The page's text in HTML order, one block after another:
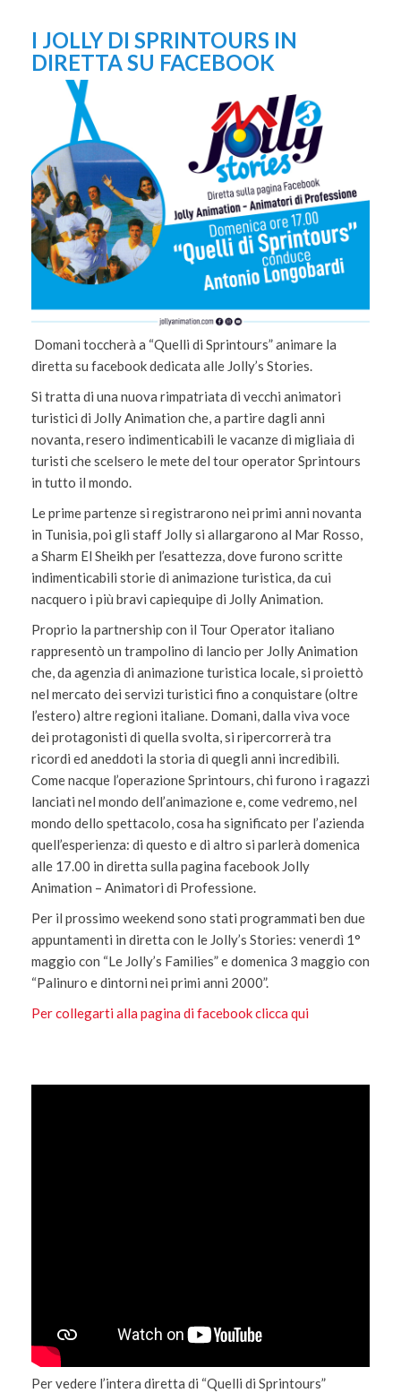
I JOLLY DI SPRINTOURS IN
DIRETTA SU FACEBOOK
Domani toccherà a “Quelli di Sprintours” animare la
diretta su facebook dedicata alle Jolly’s Stories.
Si tratta di una nuova rimpatriata di vecchi animatori
turistici di Jolly Animation che, a partire dagli anni
novanta, resero indimenticabili le vacanze di migliaia di
turisti che scelsero le mete del tour operator Sprintours
in tutto il mondo.
Le prime partenze si registrarono nei primi anni novanta
in Tunisia, poi gli staff Jolly si allargarono al Mar Rosso,
a Sharm El Sheikh per l’esattezza, dove furono scritte
indimenticabili storie di animazione turistica, da cui
nacquero i più bravi capiequipe di Jolly Animation.
Proprio la partnership con il Tour Operator italiano
rappresentò un trampolino di lancio per Jolly Animation
che, da agenzia di animazione turistica locale, si proiettò
nel mercato dei servizi turistici fino a conquistare (oltre
l’estero) altre regioni italiane. Domani, dalla viva voce
dei protagonisti di quella svolta, si ripercorrerà tra
ricordi ed aneddoti la storia di quegli anni incredibili.
Come nacque l’operazione Sprintours, chi furono i ragazzi
lanciati nel mondo dell’animazione e, come vedremo, nel
mondo dello spettacolo, cosa ha significato per l’azienda
quell’esperienza: di questo e di altro si parlerà domenica
alle 17.00 in diretta sulla pagina facebook Jolly
Animation – Animatori di Professione.
Per il prossimo weekend sono stati programmati ben due
appuntamenti in diretta con le Jolly’s Stories: venerdì 1°
maggio con “Le Jolly’s Families” e domenica 3 maggio con
“Palinuro e dintorni nei primi anni 2000”.
Per collegarti alla pagina di facebook clicca qui
Per vedere l’intera diretta di “Quelli di Sprintours”